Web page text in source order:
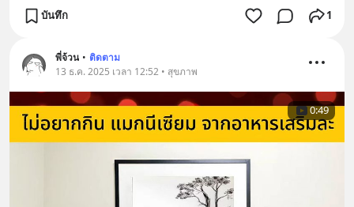
บันทึก 1
พี่จ้วน • ติดตาม
13 ธ.ค. 2025 เวลา 12:52 • สุขภาพ
0:49